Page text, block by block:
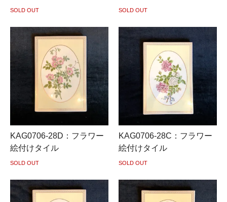
SOLD OUT SOLD OUT
KAG0706-28D：フラワー
絵付けタイル
SOLD OUT
KAG0706-28C：フラワー
絵付けタイル
SOLD OUT